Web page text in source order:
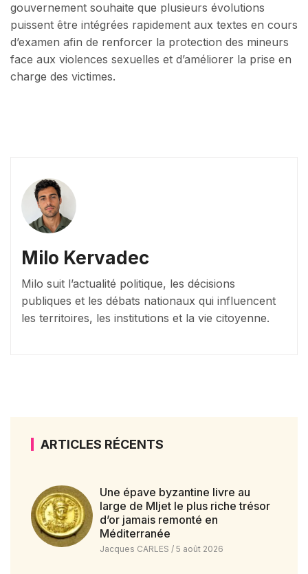
gouvernement souhaite que plusieurs évolutions
puissent être intégrées rapidement aux textes en cours
d’examen afin de renforcer la protection des mineurs
face aux violences sexuelles et d’améliorer la prise en
charge des victimes.
Milo Kervadec
Milo suit l’actualité politique, les décisions
publiques et les débats nationaux qui influencent
les territoires, les institutions et la vie citoyenne.
ARTICLES RÉCENTS
Une épave byzantine livre au
large de Mljet le plus riche trésor
d’or jamais remonté en
Méditerranée
Jacques CARLES 5 août 2026